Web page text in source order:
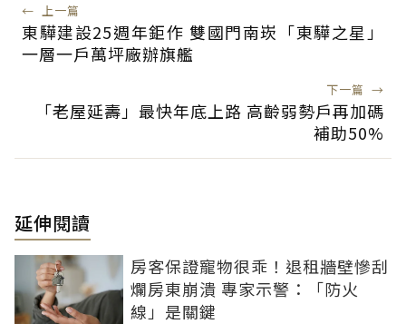
← 上一篇
東驊建設25週年鉅作 雙國門南崁「東驊之星」
一層一戶萬坪廠辦旗艦
下一篇 →
「老屋延壽」最快年底上路 高齡弱勢戶再加碼
補助50%
延伸閱讀
房客保證寵物很乖！退租牆壁慘刮
爛房東崩潰 專家示警：「防火
線」是關鍵